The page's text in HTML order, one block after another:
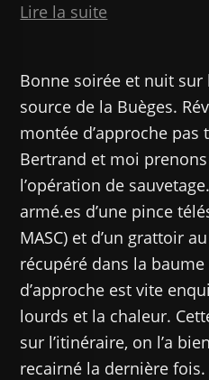
Lire la suite
Grelot
Bonne soirée et nuit
source de la Buèges.
montée d’approche pas
Bertrand et moi
l’opération de
armé.es d’une pince
MASC) et d’un grattoir
récupéré dans la
d’approche est vite
lourds et la chaleur.
sur l’itinéraire, on l’a
recairné la dernière fois.